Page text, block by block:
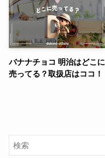
バナナチョコ 明治はどこに
売ってる？取扱店はココ！